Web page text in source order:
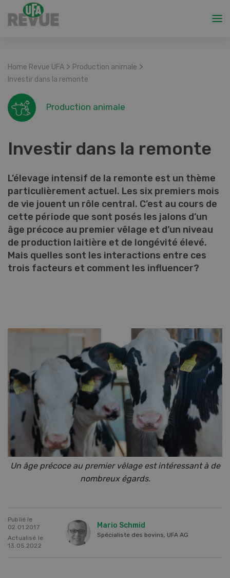
Home Revue UFA > Production animale >
Investir dans la remonte
Production animale
Investir dans la remonte
L’élevage intensif de la remonte est un thème
particulièrement actuel. Les six premiers mois
de vie jouent un rôle central. C’est au cours de
cette période que sont posés les jalons d’un
âge précoce au premier vêlage et d’un niveau
de production laitière et de longévité élevé.
Mais quelles sont les interactions entre ces
trois facteurs et comment les influencer?
Un âge précoce au premier vêlage est intéressant à de
nombreux égards.
Publié le
02.01.2017
Actualisé le
13.05.2022
Mario Schmid
Spécialiste des bovins, UFA AG